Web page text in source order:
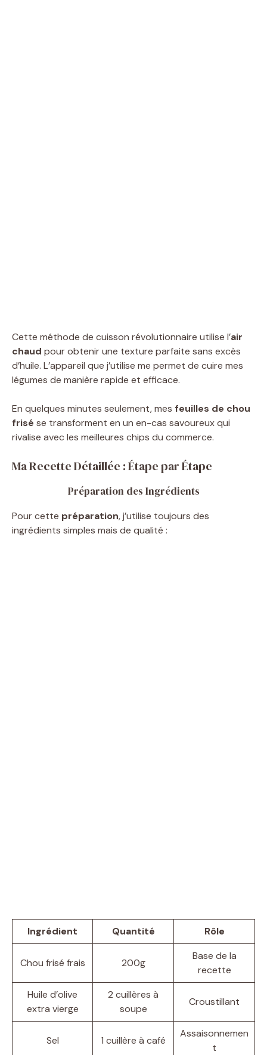
Cette méthode de cuisson révolutionnaire utilise l’air
chaud pour obtenir une texture parfaite sans excès
d’huile. L’appareil que j’utilise me permet de cuire mes
légumes de manière rapide et efficace.
En quelques minutes seulement, mes feuilles de chou
frisé se transforment en un en-cas savoureux qui
rivalise avec les meilleures chips du commerce.
Ma Recette Détaillée : Étape par Étape
Préparation des Ingrédients
Pour cette préparation, j’utilise toujours des
ingrédients simples mais de qualité :
Ingrédient Quantité Rôle
Chou frisé frais 200g
Base de la
recette
Huile d’olive
extra vierge
2 cuillères à
soupe
Croustillant
Sel 1 cuillère à café
Assaisonnemen
t